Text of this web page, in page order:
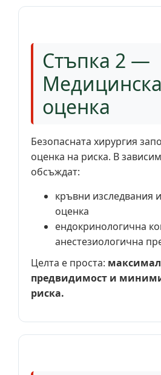
Стъпка 2 —
Медицинска
оценка
Безопасната хирургия
оценка на риска. В
обсъждат:
кръвни изследвания
оценка
ендокринологична
анестезиологична
Целта е проста:
предвидимост и
риска.